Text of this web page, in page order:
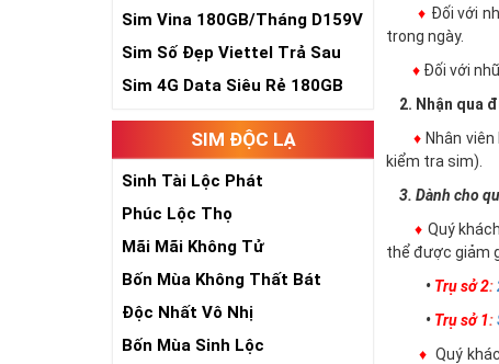
TK159
Sim Vina 180GB/Tháng D159V
Sim Số Đẹp Viettel Trả Sau
Sim 4G Data Siêu Rẻ 180GB
SIM ĐỘC LẠ
Sinh Tài Lộc Phát
Phúc Lộc Thọ
Mãi Mãi Không Tử
Bốn Mùa Không Thất Bát
Độc Nhất Vô Nhị
Bốn Mùa Sinh Lộc
♦ Đối với
trong ngày.
♦ Đối với
2. Nhận qua
♦ Nhân
kiểm tra sim).
3. Dành cho
♦ Quý
thể được giảm
• Trụ sở 2:
• Trụ sở 1:
♦ Quý